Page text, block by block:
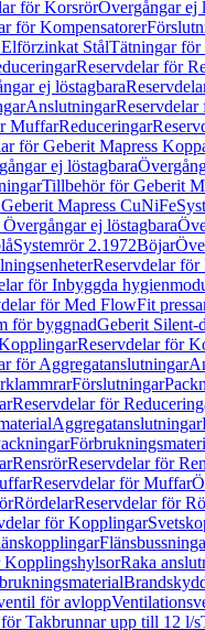
för KorsrörÖvergångar ej
för Kompensatorer
StålTätningar för
Reservdelar för
ej löstagbara
Anslutningar
MuffarReduceringar
för Geberit Mapress
ej löstagbara
Tillbehör för Geberit
Mapress CuNiFe
ej löstagbara
Systemrör 2.1972Böjar
Reservdelar
för Inbyggda
för Med FlowFit
för byggnadGeberit Silent-
Reservdelar för
för Aggregatanslutningar
Förslutningar
Reservdelar för
Aggregatanslutningar
RensrörReservdelar för
Reservdelar för Muffar
RördelarReservdelar för
för Kopplingar
KopplingshylsorRaka
för avlopp
Takbrunnar upp till 12 l/s